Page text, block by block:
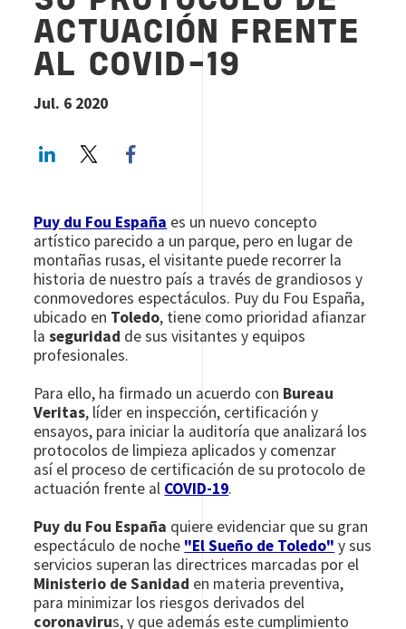
ACTUACIÓN FRENTE
AL COVID-19
Jul. 6 2020
LinkedInTwitter
Puy du Fou España es un nuevo concepto
artístico parecido a un parque, pero en lugar de
montañas rusas, el visitante puede recorrer la
historia de nuestro país a través de grandiosos y
conmovedores espectáculos. Puy du Fou España,
ubicado en Toledo, tiene como prioridad afianzar
la seguridad de sus visitantes y equipos
profesionales.
Para ello, ha firmado un acuerdo con Bureau
Veritas, líder en inspección, certificación y
ensayos, para iniciar la auditoría que analizará los
protocolos de limpieza aplicados y comenzar
así el proceso de certificación de su protocolo de
actuación frente al COVID-19.
Puy du Fou España quiere evidenciar que su gran
espectáculo de noche "El Sueño de Toledo" y sus
servicios superan las directrices marcadas por el
Ministerio de Sanidad en materia preventiva,
para minimizar los riesgos derivados del
coronavirus, y que además este cumplimiento